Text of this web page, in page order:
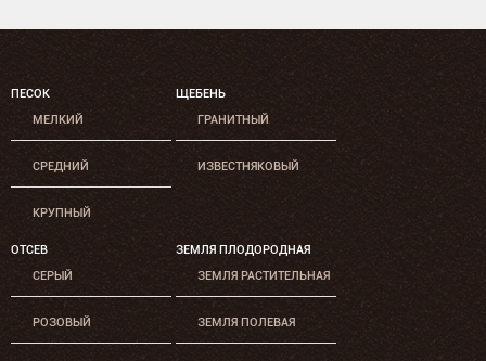
ПЕСОК
МЕЛКИЙ
СРЕДНИЙ
КРУПНЫЙ
ЩЕБЕНЬ
ГРАНИТНЫЙ
ИЗВЕСТНЯКОВЫЙ
ОТСЕВ
СЕРЫЙ
РОЗОВЫЙ
ЗЕМЛЯ ПЛОДОРОДНАЯ
ЗЕМЛЯ РАСТИТЕЛЬНАЯ
ЗЕМЛЯ ПОЛЕВАЯ